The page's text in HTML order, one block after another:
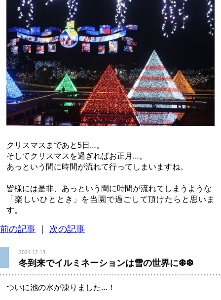
クリスマスまであと5日…。
そしてクリスマスを過ぎればお正月…。
あっという間に時間が流れて行ってしまいますね。
皆様には是非、あっという間に時間が流れてしまうような
「楽しいひととき」を当園で過ごして頂けたらと思いま
す。
前の記事 ｜ 次の記事
2024.12.13
冬到来でイルミネーションは雪の世界に❆❆
ついに池の水が凍りました…！